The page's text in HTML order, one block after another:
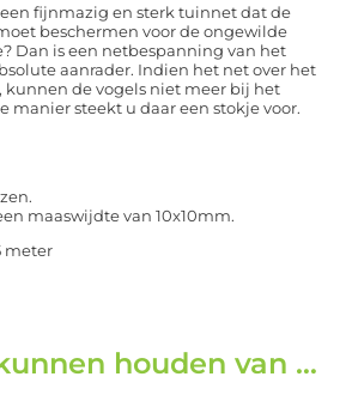
fijnmazig en sterk tuinnet dat de
beschermen voor de ongewilde
Dan is een netbespanning van het
aanrader. Indien het net over het
kunnen de vogels niet meer bij het
manier steekt u daar een stokje voor.
maaswijdte van 10x10mm.
meter
houden van …